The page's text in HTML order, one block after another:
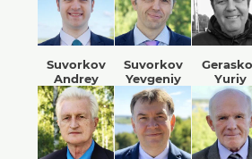
Suvorkov
Andrey
Suvorkov
Yevgeniy
Yuriy